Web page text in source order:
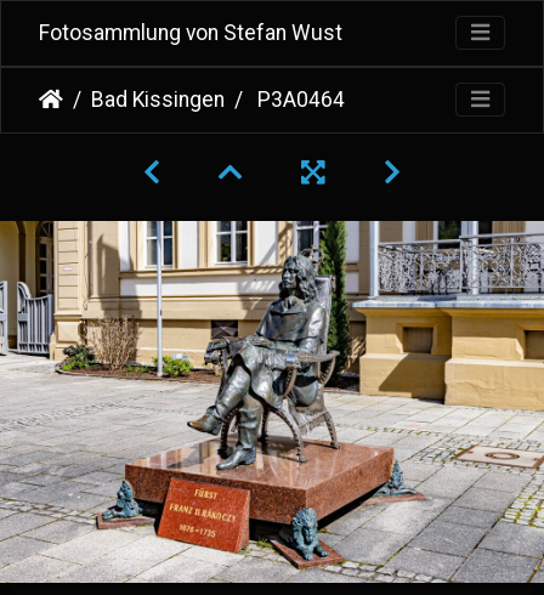
Fotosammlung von Stefan Wust
Bad Kissingen P3A0464